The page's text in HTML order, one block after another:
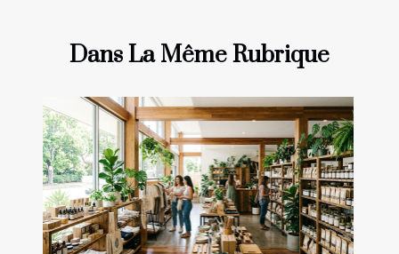
Dans La Même Rubrique